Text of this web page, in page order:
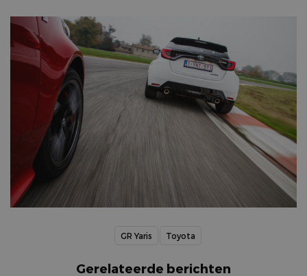
GR Yaris Toyota
Gerelateerde berichten